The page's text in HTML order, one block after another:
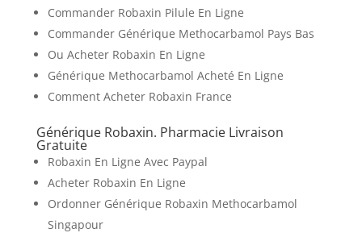
Commander Robaxin Pilule En Ligne
Commander Générique Methocarbamol Pays Bas
Ou Acheter Robaxin En Ligne
Générique Methocarbamol Acheté En Ligne
Comment Acheter Robaxin France
Générique Robaxin. Pharmacie Livraison
Gratuite
Robaxin En Ligne Avec Paypal
Acheter Robaxin En Ligne
Ordonner Générique Robaxin Methocarbamol
Singapour